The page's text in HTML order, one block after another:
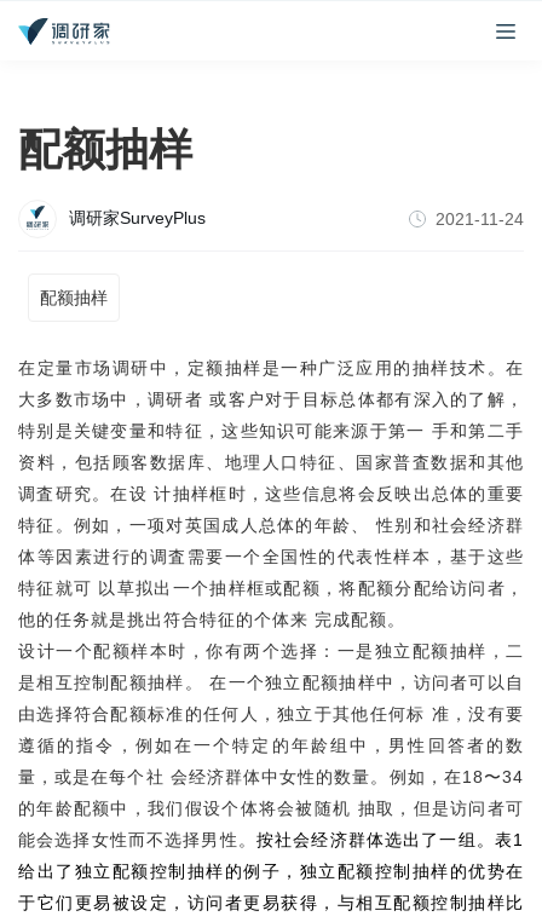
配额抽样
调研家SurveyPlus 2021-11-24
配额抽样
在定量市场调研中，定额抽样是一种广泛应用的抽样技术。在
大多数市场中，调研者 或客户对于目标总体都有深入的了解，
特别是关键变量和特征，这些知识可能来源于第一 手和第二手
资料，包括顾客数据库、地理人口特征、国家普査数据和其他
调査研究。在设 计抽样框时，这些信息将会反映出总体的重要
特征。例如，一项对英国成人总体的年龄、 性别和社会经济群
体等因素进行的调査需要一个全国性的代表性样本，基于这些
特征就可 以草拟出一个抽样框或配额，将配额分配给访问者，
他的任务就是挑出符合特征的个体来 完成配额。
设计一个配额样本时，你有两个选择：一是独立配额抽样，二
是相互控制配额抽样。 在一个独立配额抽样中，访问者可以自
由选择符合配额标准的任何人，独立于其他任何标 准，没有要
遵循的指令，例如在一个特定的年龄组中，男性回答者的数
量，或是在每个社 会经济群体中女性的数量。例如，在18〜34
的年龄配额中，我们假设个体将会被随机 抽取，但是访问者可
能会选择女性而不选择男性。 按社会经济群体选出了一组。表1
给出了独立配额控制抽样的例子，独立配额控制抽样的优势在
于它们更易被设定，访问者更易获得，与相互配额控制抽样比